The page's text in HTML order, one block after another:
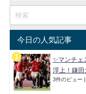
今日の人気記事
✨マンチェ
浮上！鎌田
3件のビュー